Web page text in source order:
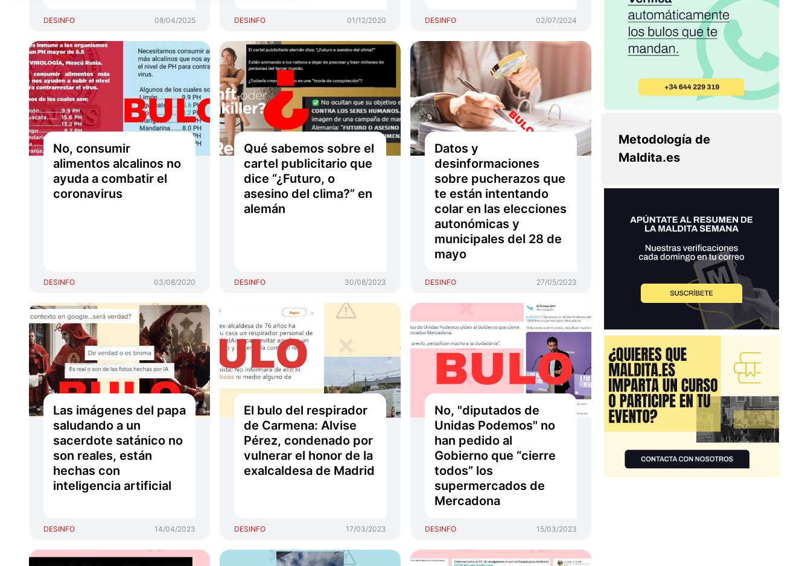
DESINFO 08/04/2025 DESINFO 01/12/2020 DESINFO 02/07/2024
No, consumir
alimentos alcalinos no
ayuda a combatir el
coronavirus
DESINFO 03/08/2020
Qué sabemos sobre el
cartel publicitario que
dice “¿Futuro, o
asesino del clima?” en
alemán
DESINFO 30/08/2023
Datos y
desinformaciones
sobre pucherazos que
te están intentando
colar en las elecciones
autonómicas y
municipales del 28 de
mayo
DESINFO 27/05/2023
Las imágenes del papa
saludando a un
sacerdote satánico no
son reales, están
hechas con
inteligencia artificial
DESINFO 14/04/2023
El bulo del respirador
de Carmena: Alvise
Pérez, condenado por
vulnerar el honor de la
exalcaldesa de Madrid
DESINFO 17/03/2023
No, "diputados de
Unidas Podemos" no
han pedido al
Gobierno que “cierre
todos” los
supermercados de
Mercadona
DESINFO 15/03/2023
Metodología de
Maldita.es